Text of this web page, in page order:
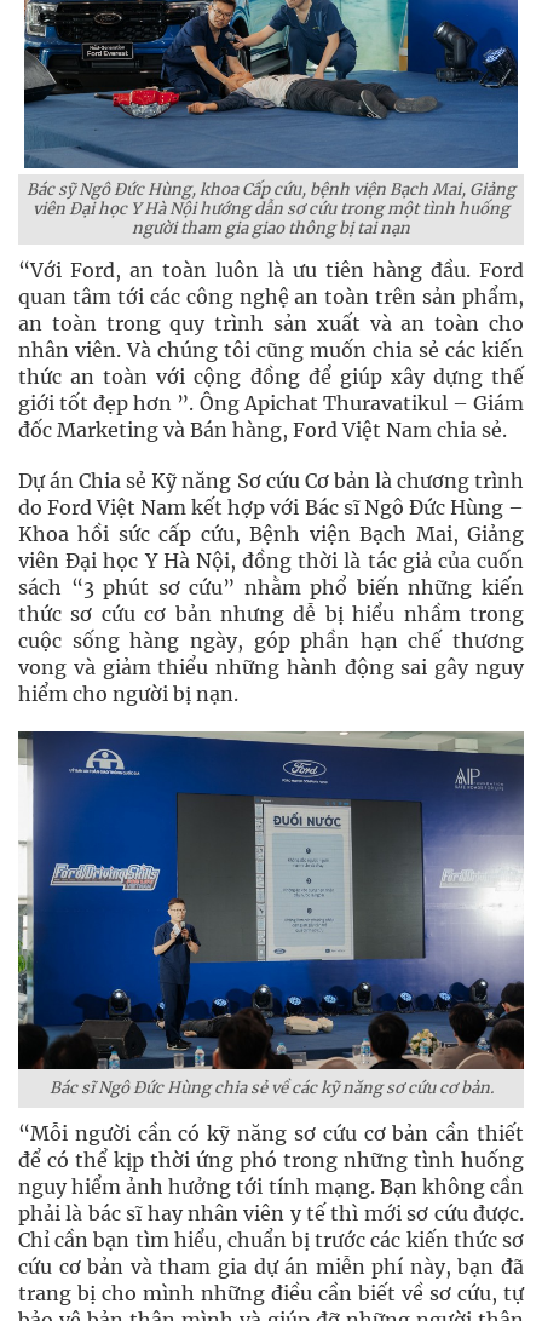
Bác sỹ Ngô Đức Hùng, khoa Cấp cứu, bệnh viện Bạch Mai, Giảng
viên Đại học Y Hà Nội hướng dẫn sơ cứu trong một tình huống
người tham gia giao thông bị tai nạn
“Với Ford, an toàn luôn là ưu tiên hàng đầu. Ford
quan tâm tới các công nghệ an toàn trên sản phẩm,
an toàn trong quy trình sản xuất và an toàn cho
nhân viên. Và chúng tôi cũng muốn chia sẻ các kiến
thức an toàn với cộng đồng để giúp xây dựng thế
giới tốt đẹp hơn ”. Ông Apichat Thuravatikul – Giám
đốc Marketing và Bán hàng, Ford Việt Nam chia sẻ.
Dự án Chia sẻ Kỹ năng Sơ cứu Cơ bản là chương trình
do Ford Việt Nam kết hợp với Bác sĩ Ngô Đức Hùng –
Khoa hồi sức cấp cứu, Bệnh viện Bạch Mai, Giảng
viên Đại học Y Hà Nội, đồng thời là tác giả của cuốn
sách “3 phút sơ cứu” nhằm phổ biến những kiến
thức sơ cứu cơ bản nhưng dễ bị hiểu nhầm trong
cuộc sống hàng ngày, góp phần hạn chế thương
vong và giảm thiểu những hành động sai gây nguy
hiểm cho người bị nạn.
Bác sĩ Ngô Đức Hùng chia sẻ về các kỹ năng sơ cứu cơ bản.
“Mỗi người cần có kỹ năng sơ cứu cơ bản cần thiết
để có thể kịp thời ứng phó trong những tình huống
nguy hiểm ảnh hưởng tới tính mạng. Bạn không cần
phải là bác sĩ hay nhân viên y tế thì mới sơ cứu được.
Chỉ cần bạn tìm hiểu, chuẩn bị trước các kiến thức sơ
cứu cơ bản và tham gia dự án miễn phí này, bạn đã
trang bị cho mình những điều cần biết về sơ cứu, tự